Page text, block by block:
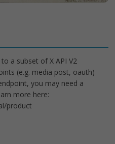
a subset of X API V2
(e.g. media post, oauth)
you may need a
more here:
product